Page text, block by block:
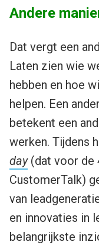
Andere
Dat vergt een
Laten zien wie
hebben en hoe
helpen. Een
betekent een
werken. Tijdens
day(dat voor de
CustomerTalk)
van
en innovaties in
belangrijkste